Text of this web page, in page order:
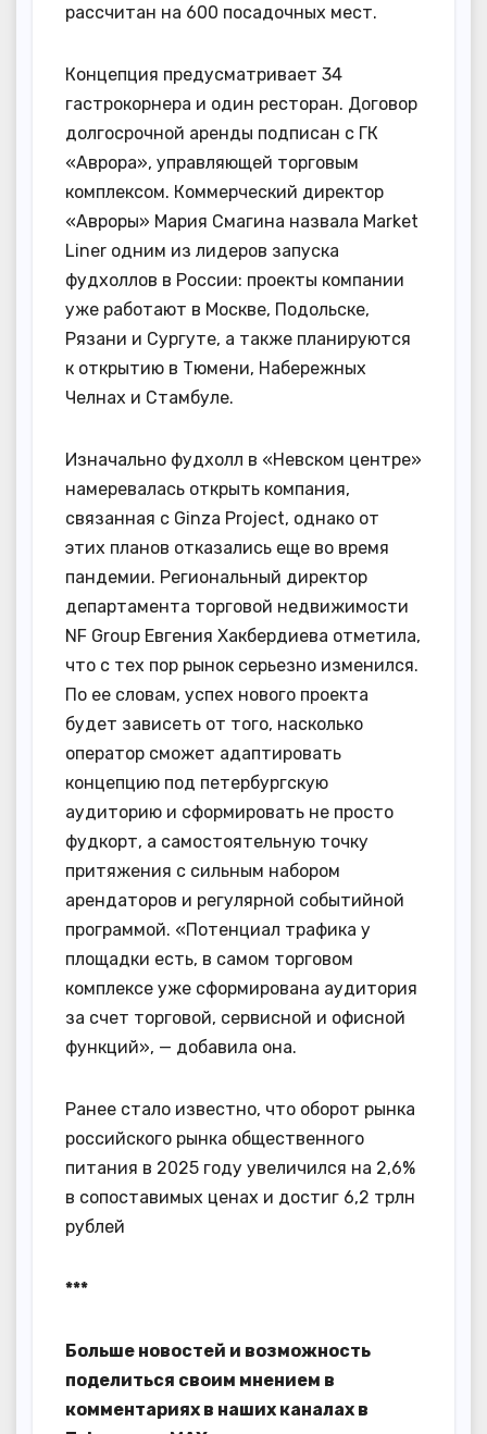
рассчитан на 600 посадочных мест.
Концепция предусматривает 34
гастрокорнера и один ресторан. Договор
долгосрочной аренды подписан с ГК
«Аврора», управляющей торговым
комплексом. Коммерческий директор
«Авроры» Мария Смагина назвала Market
Liner одним из лидеров запуска
фудхоллов в России: проекты компании
уже работают в Москве, Подольске,
Рязани и Сургуте, а также планируются
к открытию в Тюмени, Набережных
Челнах и Стамбуле.
Изначально фудхолл в «Невском центре»
намеревалась открыть компания,
связанная с Ginza Project, однако от
этих планов отказались еще во время
пандемии. Региональный директор
департамента торговой недвижимости
NF Group Евгения Хакбердиева отметила,
что с тех пор рынок серьезно изменился.
По ее словам, успех нового проекта
будет зависеть от того, насколько
оператор сможет адаптировать
концепцию под петербургскую
аудиторию и сформировать не просто
фудкорт, а самостоятельную точку
притяжения с сильным набором
арендаторов и регулярной событийной
программой. «Потенциал трафика у
площадки есть, в самом торговом
комплексе уже сформирована аудитория
за счет торговой, сервисной и офисной
функций», — добавила она.
Ранее стало известно, что оборот рынка
российского рынка общественного
питания в 2025 году увеличился на 2,6%
в сопоставимых ценах и достиг 6,2 трлн
рублей
***
Больше новостей и возможность
поделиться своим мнением в
комментариях в наших каналах в